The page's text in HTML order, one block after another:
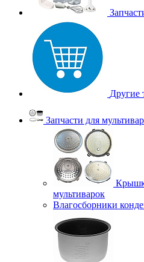
Другие
Запчасти для
мультиварок
Влагосборники